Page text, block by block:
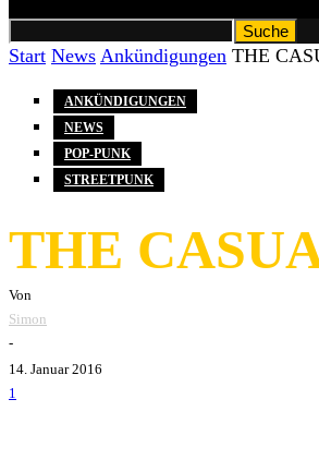
Start News Ankündigungen THE
ANKÜNDIGUNGEN
NEWS
POP-PUNK
STREETPUNK
THE
Von
Simon
-
14. Januar 2016
1